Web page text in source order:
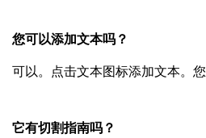
您可以添加文本吗？
可以。点击文本图标添加文本。
它有切割指南吗？